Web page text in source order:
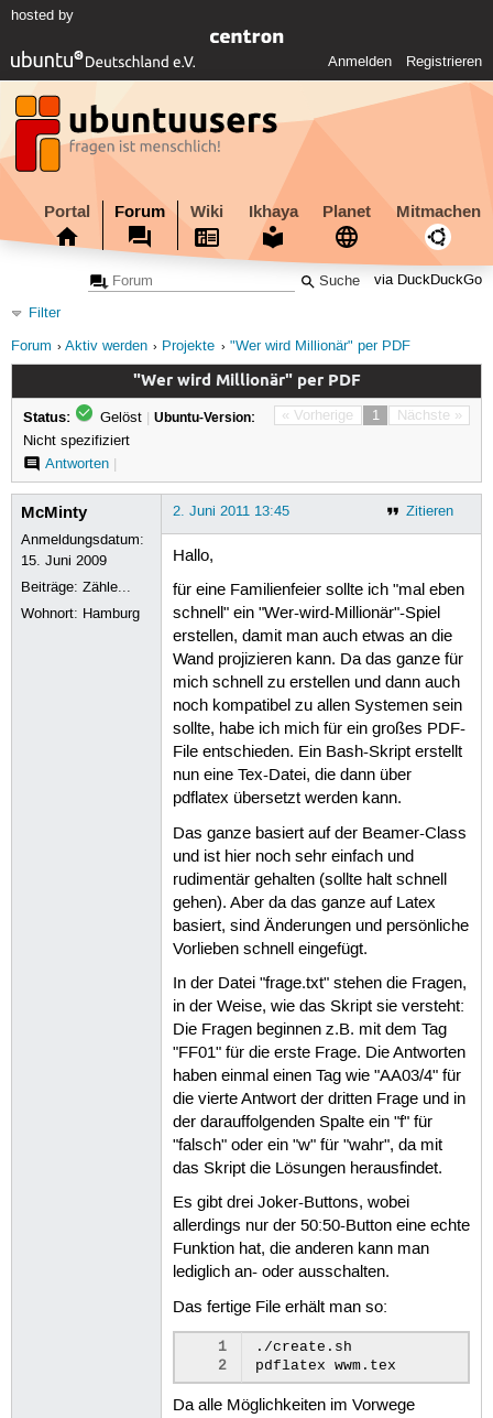
hosted by
Anmelden Registrieren
Portal Forum Wiki Ikhaya Planet Mitmachen
via DuckDuckGo
Filter
Forum
Aktiv werden Projekte "Wer wird Millionär" per PDF
"Wer wird Millionär" per PDF
« Vorherige 1 Nächste »
Status: Gelöst | Ubuntu-Version:
Nicht spezifiziert
Antworten|
McMinty
Anmeldungsdatum:
15. Juni 2009
Beiträge:Zähle...
Wohnort: Hamburg
Zitieren
2. Juni 2011 13:45
Hallo,
für eine Familienfeier sollte ich "mal eben
schnell" ein "Wer-wird-Millionär"-Spiel
erstellen, damit man auch etwas an die
Wand projizieren kann. Da das ganze für
mich schnell zu erstellen und dann auch
noch kompatibel zu allen Systemen sein
sollte, habe ich mich für ein großes PDF-
File entschieden. Ein Bash-Skript erstellt
nun eine Tex-Datei, die dann über
pdflatex übersetzt werden kann.
Das ganze basiert auf der Beamer-Class
und ist hier noch sehr einfach und
rudimentär gehalten (sollte halt schnell
gehen). Aber da das ganze auf Latex
basiert, sind Änderungen und persönliche
Vorlieben schnell eingefügt.
In der Datei "frage.txt" stehen die Fragen,
in der Weise, wie das Skript sie versteht:
Die Fragen beginnen z.B. mit dem Tag
"FF01" für die erste Frage. Die Antworten
haben einmal einen Tag wie "AA03/4" für
die vierte Antwort der dritten Frage und in
der darauffolgenden Spalte ein "f" für
"falsch" oder ein "w" für "wahr", da mit
das Skript die Lösungen herausfindet.
Es gibt drei Joker-Buttons, wobei
allerdings nur der 50:50-Button eine echte
Funktion hat, die anderen kann man
lediglich an- oder ausschalten.
Das fertige File erhält man so:
1
2
./create.sh
pdflatex
Da alle Möglichkeiten im Vorwege